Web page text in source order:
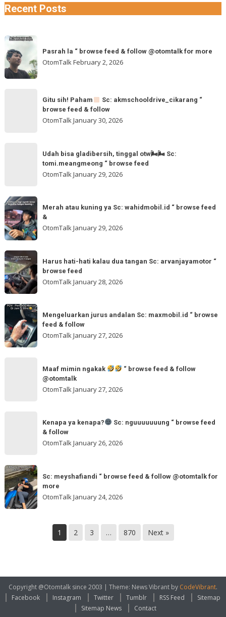
Recent Posts
Pasrah
la
browse
@otomtalk
Pasrah la “ browse feed & follow @otomtalk for more
OtomTalk February 2, 2026
akmschooldrive_cikarang
&
follow
Gitu sih! Paham
Sc: akmschooldrive_cikarang “
browse feed & follow
OtomTalkJanuary 30, 2026
gladibersih,
otw
🌬
🌬
Sc:
“
browse
feed
Udah bisa gladibersih, tinggal otw🌬🌬 Sc:
tomi.meangmeong “ browse feed
OtomTalkJanuary 29, 2026
Merah
atau
kuning
ya
Sc:
wahidmobil.id
“
browse
Merah atau kuning ya Sc: wahidmobil.id “ browse feed
&
OtomTalkJanuary 29, 2026
Harus
hati-
hati
kalau
dua
tangan
Sc:
arvanjayamotor
Harus hati-hati kalau dua tangan Sc: arvanjayamotor “
browse feed
OtomTalkJanuary 28, 2026
Mengeluarkan
jurus
andalan
Sc:
Mengeluarkan jurus andalan Sc: maxmobil.id “ browse
feed & follow
OtomTalkJanuary 27, 2026
follow
@otomtalk
Maaf mimin ngakak
“ browse feed & follow
@otomtalk
OtomTalkJanuary 27, 2026
Sc:
nguuuuuuung
“
browse
Kenapa ya kenapa?
Sc: nguuuuuuung “ browse feed
& follow
OtomTalkJanuary 26, 2026
Sc:
meyshafiandi
“
browse
more
Sc: meyshafiandi “ browse feed & follow @otomtalk for
more
OtomTalk January 24, 2026
1 2 3 … 870 Next »
Copyright @Otomtalk since 2003 | Theme: News Vibrant by CodeVibrant.
Facebook
Instagram Twitter Tumblr RSS Feed
Sitemap
Sitemap News
Contact